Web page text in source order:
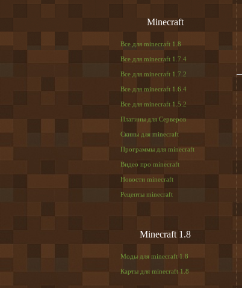
Minecraft
Все для minecraft 1.8
Все для minecraft 1.7.4
Все для minecraft 1.7.2
Все для minecraft 1.6.4
Все для minecraft 1.5.2
Плагины для Серверов
Скины для minecraft
Программы для minecraft
Видео про minecraft
Новости minecraft
Рецепты minecraft
Minecraft 1.8
Моды для minecraft 1.8
Карты для minecraft 1.8